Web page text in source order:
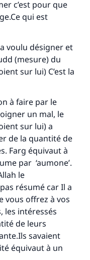
c’est pour que
qui est
voulu désigner et
(mesure) du
sur lui) C’est la
à faire par le
un mal, le
sur lui) a
de la quantité de
Farg équivaut à
par ‘aumone’.
le
résumé car Il a
vous offrez à vos
les intéressés
de leurs
savaient
équivaut à un